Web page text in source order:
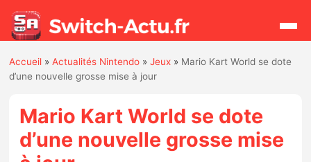
Actualités
Accueil »Actualités Nintendo »Jeux » Mario Kart World se dote
d’une nouvelle grosse mise à jour
Mario Kart World se dote
d’une nouvelle grosse mise